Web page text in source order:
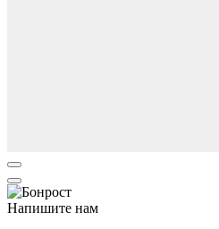
Напишите нам